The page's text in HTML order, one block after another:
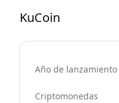
KuCoin
Año de lanzamiento
Criptomonedas